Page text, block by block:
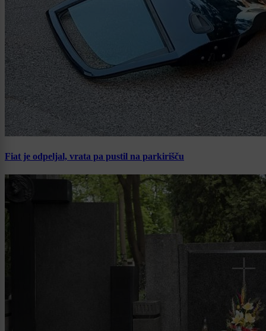
Fiat je odpeljal, vrata pa pustil na parkirišču